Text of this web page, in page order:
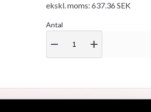
ekskl. moms: 637.36 SEK
Antal
remove add